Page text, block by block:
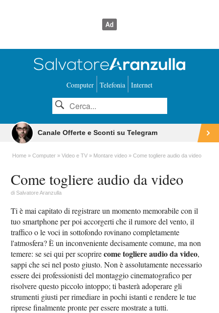
Computer Telefonia Internet
Canale Offerte e Sconti su Telegram
Home Computer Video e TV Montare video Come togliere audio da video
Come togliere audio da video
diSalvatore Aranzulla
Ti è mai capitato di registrare un momento memorabile con il
tuo smartphone per poi accorgerti che il rumore del vento, il
traffico o le voci in sottofondo rovinano completamente
l'atmosfera? È un inconveniente decisamente comune, ma non
temere: se sei qui per scoprirecome togliere audio da video,
sappi che sei nel posto giusto. Non è assolutamente necessario
essere dei professionisti del montaggio cinematografico per
risolvere questo piccolo intoppo; ti basterà adoperare gli
strumenti giusti per rimediare in pochi istanti e rendere le tue
riprese finalmente pronte per essere mostrate a tutti.